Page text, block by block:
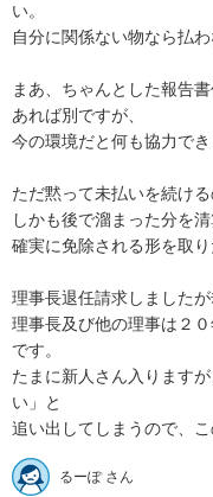
い。
自分に関係ない物なら払
まあ、ちゃんとした報告
あれば別ですが、
今の環境だと何も協力でき
ただ黙って未払いを続け
しかも後で溜まった分を
確実に免除される形を取り
理事長退任請求しました
理事長及び他の理事は２
です。
たまに新人さん入ります
い」と
るーぽ さん